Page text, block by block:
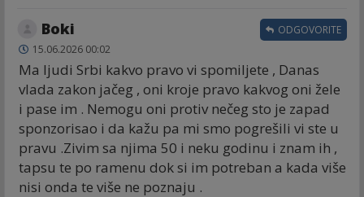
Boki
15.06.2026 00:02
Ma ljudi Srbi kakvo pravo vi spomiljete , Danas
vlada zakon jačeg , oni kroje pravo kakvog oni žele
i pase im . Nemogu oni protiv nečeg sto je zapad
sponzorisao i da kažu pa mi smo pogrešili vi ste u
pravu .Zivim sa njima 50 i neku godinu i znam ih ,
tapsu te po ramenu dok si im potreban a kada više
nisi onda te više ne poznaju .
ODGOVORITE